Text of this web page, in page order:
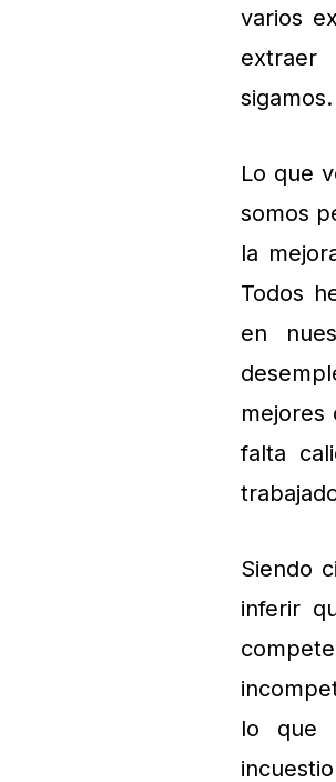
varios
extraer
sigamos.
Lo que
somos
la
Todos
en
mejores
falta
Siendo
inferir
lo que